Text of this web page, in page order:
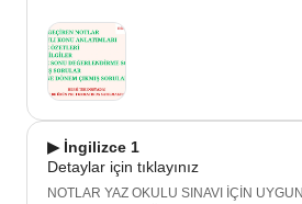
▶ İngilizce 1
Detaylar için tıklayınız
NOTLAR YAZ OKULU SINAVI İÇİN